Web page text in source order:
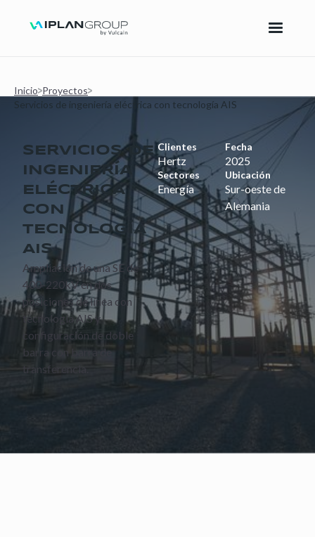
Inicio Proyectos
Servicios de ingeniería eléctrica con tecnología AIS
SERVICIOS DE
INGENIERÍA
ELÉCTRICA
CON
TECNOLOGÍA
AIS
Ampliación de una SE de
400-220kV en dos
posiciones de línea con
tecnología AIS y
configuración de doble
barra con barra de
transferencia.
Clientes
Hertz
Sectores
Energía
Fecha
2025
Ubicación
Sur-oeste de
Alemania